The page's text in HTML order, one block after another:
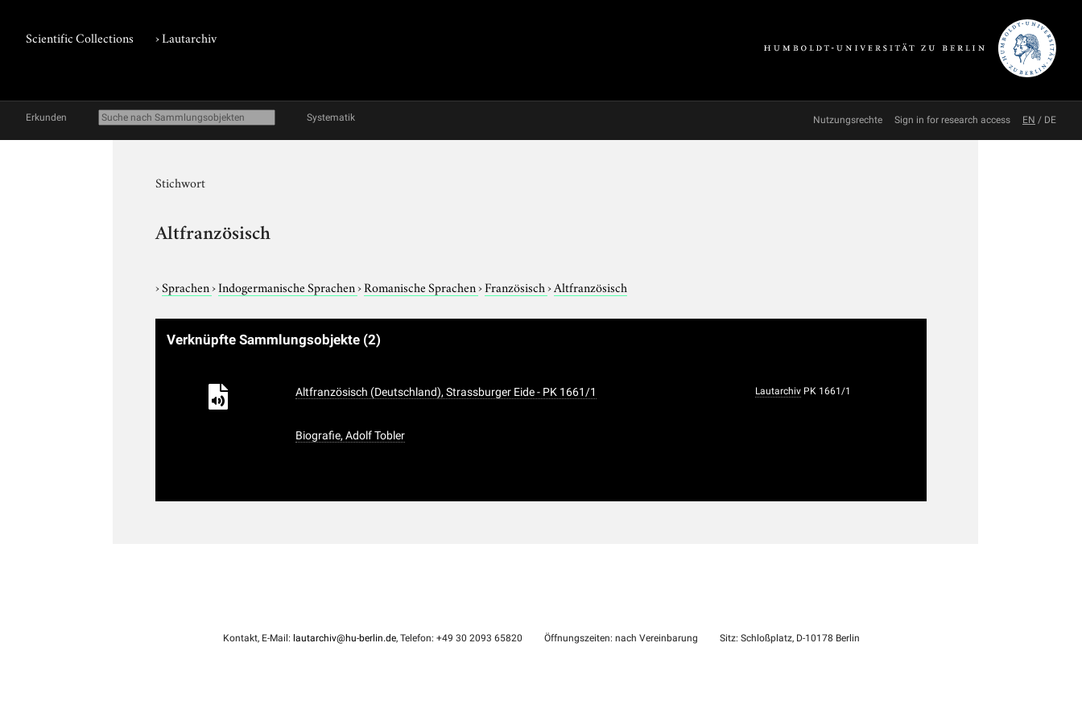
Scientific Collections ›Lautarchiv
Erkunden Systematik Nutzungsrechte Sign in for research access EN / DE
Stichwort
Altfranzösisch
›Sprachen›Indogermanische Sprachen›Romanische Sprachen›Französisch›Altfranzösisch
Verknüpfte Sammlungsobjekte (2)
Altfranzösisch (Deutschland), Strassburger Eide - PK 1661/1 Lautarchiv PK 1661/1
Biografie, Adolf Tobler
Kontakt, E-Mail: lautarchiv@hu-berlin.de, Telefon: +49 30 2093 65820 Öffnungszeiten: nach Vereinbarung Sitz: Schloßplatz, D-10178 Berlin